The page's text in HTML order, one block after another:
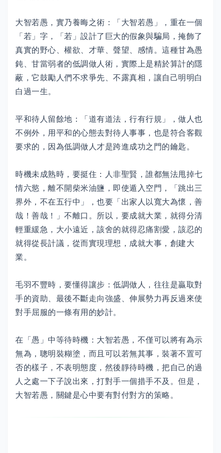
大智若愚，實乃養晦之術：「大智若愚」，重在一個
「若」字，「若」設計了巨大的假象與騙局，掩飾了
真實的野心、權欲、才華、聲望、感情。這種甘為愚
鈍、甘當弱者的低調做人術，實際上是精於算計的隱
蔽，它鼓勵人們不求爭先、不露真相，讓自己明明白
白過一生。
平和待人留餘地：「道有道法，行有行規」，做人也
不例外，用平和的心態去對待人事事，也是符合客觀
要求的，因為低調做人才是跨進成功之門的鑰匙。
時機未成熟時，要挺住：人非聖賢，誰都無法甩掉七
情六慾，離不開柴米油鹽，即使遁入空門，「跳出三
界外，不在五行中」，也要「出家人以寬大為懷，善
哉！善哉！」不離口。所以，要成就大業，就得分清
輕重緩急，大小遠近，該舍的就得忍痛割愛，該忍的
就得從長計議，從而實現理想，成就大事，創建大
業。
毛羽不豐時，要懂得讓步：低調做人，往往是贏取對
手的資助、最後不斷走向強盛、伸展勢力再反過來使
對手屈服的一條有用的妙計。
在「愚」中等待時機：大智若愚，不僅可以將有為示
無為，聰明裝糊塗，而且可以若無其事，裝著不置可
否的樣子，不表明態度，然後靜待時機，把自己的過
人之處一下子說出來，打對手一個措手不及。但是，
大智若愚，關鍵是心中要有對付對方的策略。